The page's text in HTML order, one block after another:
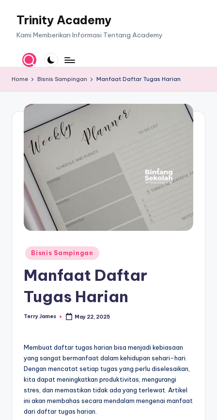
Trinity Academy
Kami Memberikan Informasi Tentang Academy
Home Bisnis Sampingan Manfaat Daftar Tugas Harian
Posted
in
Bisnis Sampingan
Manfaat Daftar
Tugas Harian
Posted
Terry James May 22, 2025
Membuat daftar tugas harian bisa menjadi kebiasaan
yang sangat bermanfaat dalam kehidupan sehari-hari.
Dengan mencatat setiap tugas yang perlu diselesaikan,
kita dapat meningkatkan produktivitas, mengurangi
stres, dan memastikan tidak ada yang terlewat. Artikel
ini akan membahas secara mendalam mengenai manfaat
dari daftar tugas harian.